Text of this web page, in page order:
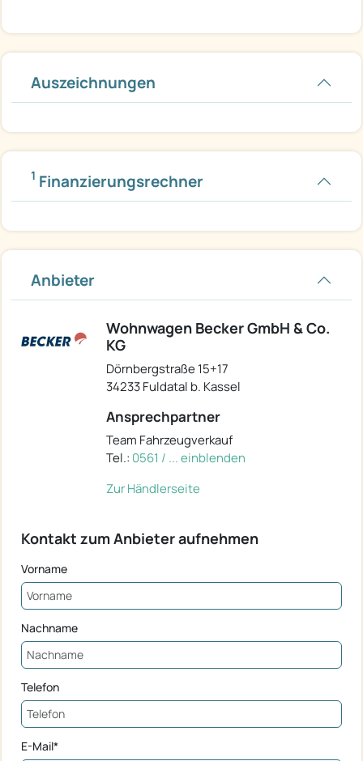
Auszeichnungen
1 Finanzierungsrechner
Anbieter
Wohnwagen Becker GmbH & Co.
KG
Dörnbergstraße 15+17
34233 Fuldatal b. Kassel
Ansprechpartner
Team Fahrzeugverkauf
Tel.: 0561 / ... einblenden
Zur Händlerseite
Kontakt zum Anbieter aufnehmen
Vorname
Nachname
Telefon
E-Mail*